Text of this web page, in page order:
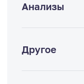
Анализы
Другое